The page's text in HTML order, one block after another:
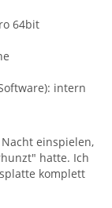
64bit
intern
einspielen,
hatte. Ich
komplett